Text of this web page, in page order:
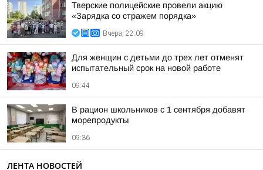
Тверские полицейские провели акцию
«Зарядка со стражем порядка»
Вчера, 22:09
Для женщин с детьми до трех лет отменят
испытательный срок на новой работе
09:44
В рацион школьников с 1 сентября добавят
морепродукты
09:36
ЛЕНТА НОВОСТЕЙ